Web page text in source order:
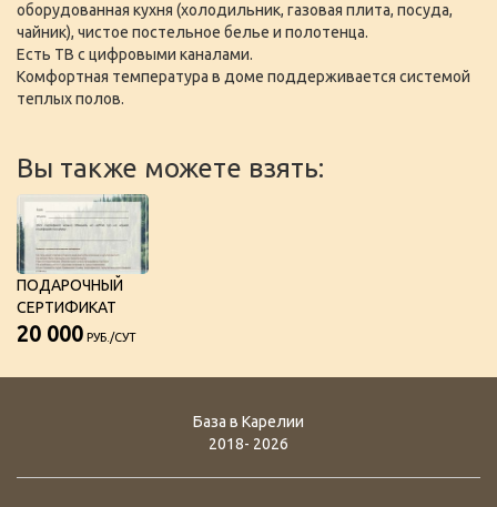
оборудованная кухня (холодильник, газовая плита, посуда,
чайник), чистое постельное белье и полотенца.
Есть ТВ с цифровыми каналами.
Комфортная температура в доме поддерживается системой
теплых полов.
Вы также можете взять:
ПОДАРОЧНЫЙ
СЕРТИФИКАТ
20 000 РУБ./СУТ
База в Карелии
2018- 2026